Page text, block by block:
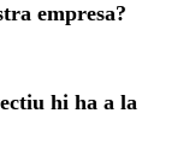
empresa?
hi ha a la